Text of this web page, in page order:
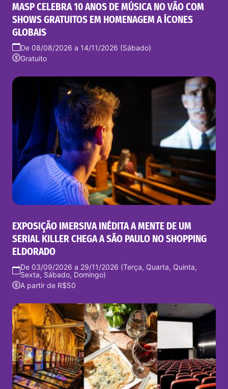
MASP CELEBRA 10 ANOS DE MÚSICA NO VÃO COM
SHOWS GRATUITOS EM HOMENAGEM A ÍCONES
GLOBAIS
De 08/08/2026 a 14/11/2026 (Sábado)
Gratuito
EXPOSIÇÃO IMERSIVA INÉDITA A MENTE DE UM
SERIAL KILLER CHEGA A SÃO PAULO NO SHOPPING
ELDORADO
De 03/09/2026 a 29/11/2026 (Terça, Quarta, Quinta,
Sexta, Sábado, Domingo)
A partir de R$50